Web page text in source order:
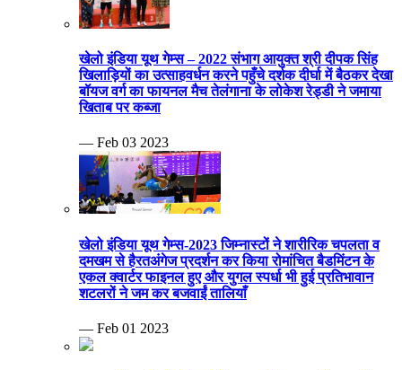
खेलो इंडिया यूथ गेम्स – 2022 संभाग आयुक्त श्री दीपक सिंह
खिलाड़ियों का उत्साहवर्धन करने पहुँचे दर्शक दीर्घा में बैठकर देखा
बॉयज वर्ग का फायनल मैच तेलंगाना के लोकेश रेड्डी ने जमाया
खिताब पर कब्जा
— Feb 03 2023
खेलो इंडिया यूथ गेम्स-2023 जिम्नास्टों ने शारीरिक चपलता व
दमखम से हैरतअंगेज प्रदर्शन कर किया रोमांचित बैडमिंटन के
एकल क्वार्टर फाइनल हुए और युगल स्पर्धा भी हुई प्रतिभावान
शटलरों ने जम कर बजवाईं तालियाँ
— Feb 01 2023